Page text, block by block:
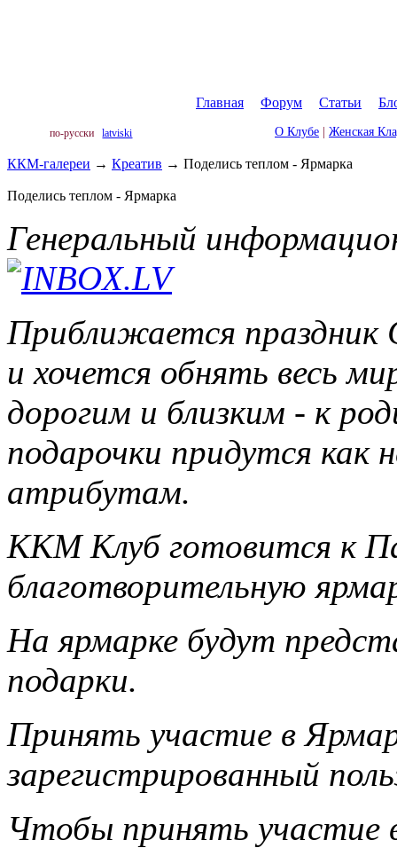
Главная Форум Статьи
по-русски latviski О Клубе Женская
ККМ-галереи → Креатив → Поделись теплом - Ярмарка
Поделись теплом - Ярмарка
Генеральный
Приближается праздник
и хочется обнять весь
дорогим и близким - к
подарочки придутся как
атрибутам.
ККМ Клуб готовится к
благотворительную
На ярмарке будут
подарки.
Принять участие в
зарегистрированный
Чтобы принять участие